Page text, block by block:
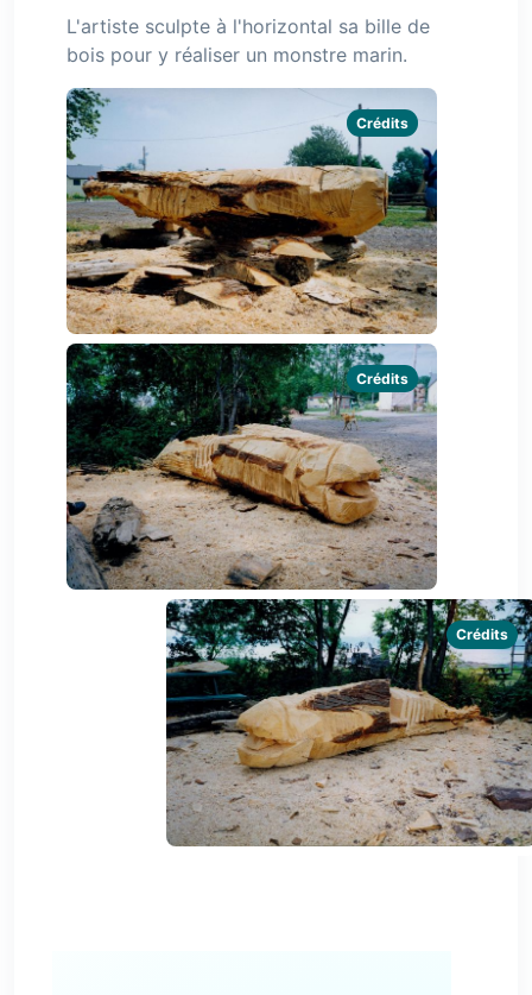
L'artiste sculpte à l'horizontal sa bille de
bois pour y réaliser un monstre marin.
Crédits
Crédits
Crédits